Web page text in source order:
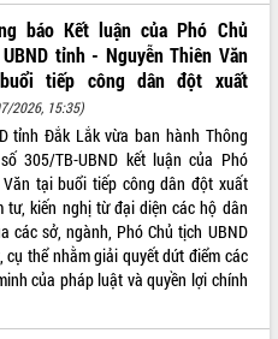
báo Kết luận của Phó Chủ
tỉnh - Nguyễn Thiên Văn
tiếp công dân đột xuất
2026, 15:35)
tỉnh Đắk Lắk vừa ban hành Thông
305/TB-UBND kết luận của Phó
tại buổi tiếp công dân đột xuất
kiến nghị từ đại diện các hộ dân
các sở, ngành, Phó Chủ tịch UBND
thể nhằm giải quyết dứt điểm các
của pháp luật và quyền lợi chính